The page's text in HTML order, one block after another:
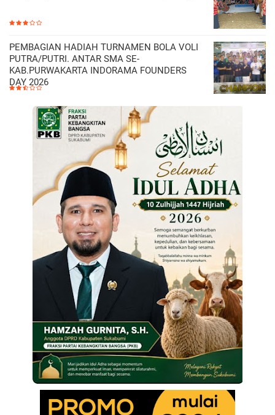
PEMBAGIAN HADIAH TURNAMEN BOLA VOLI
PUTRA/PUTRI. ANTAR SMA SE-
KAB.PURWAKARTA INDORAMA FOUNDERS
DAY 2026